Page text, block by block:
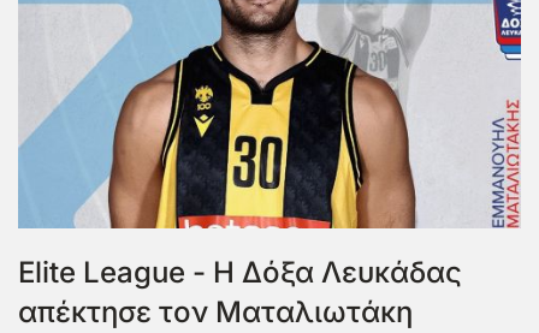
Elite League - Η Δόξα Λευκάδας
απέκτησε τον Ματαλιωτάκη